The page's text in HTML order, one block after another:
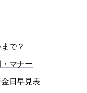
で？
マナー
日早見表